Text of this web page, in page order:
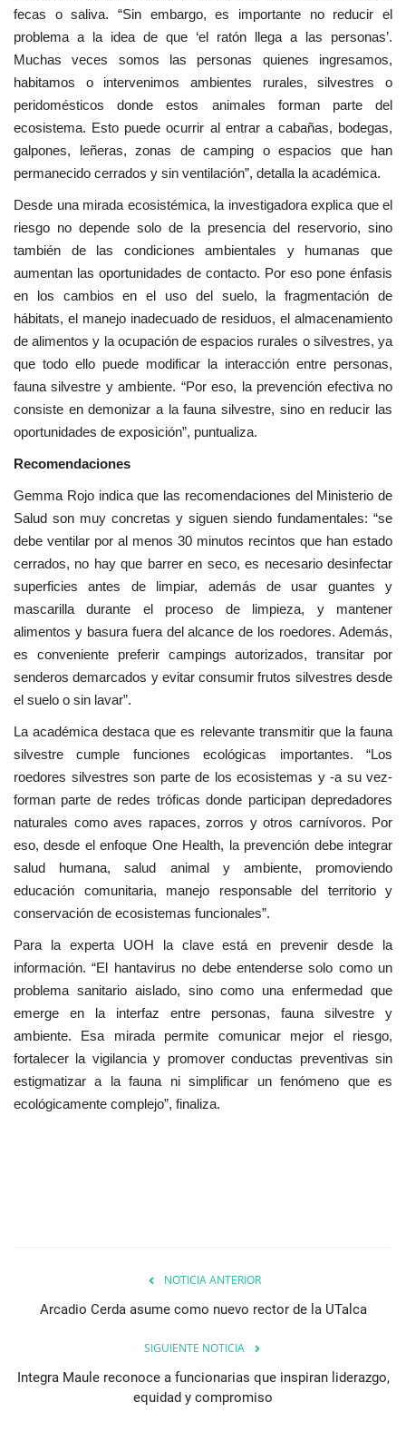
fecas o saliva. “Sin embargo, es importante no reducir el
problema a la idea de que ‘el ratón llega a las personas’.
Muchas veces somos las personas quienes ingresamos,
habitamos o intervenimos ambientes rurales, silvestres o
peridomésticos donde estos animales forman parte del
ecosistema. Esto puede ocurrir al entrar a cabañas, bodegas,
galpones, leñeras, zonas de camping o espacios que han
permanecido cerrados y sin ventilación”, detalla la académica.
Desde una mirada ecosistémica, la investigadora explica que el
riesgo no depende solo de la presencia del reservorio, sino
también de las condiciones ambientales y humanas que
aumentan las oportunidades de contacto. Por eso pone énfasis
en los cambios en el uso del suelo, la fragmentación de
hábitats, el manejo inadecuado de residuos, el almacenamiento
de alimentos y la ocupación de espacios rurales o silvestres, ya
que todo ello puede modificar la interacción entre personas,
fauna silvestre y ambiente. “Por eso, la prevención efectiva no
consiste en demonizar a la fauna silvestre, sino en reducir las
oportunidades de exposición”, puntualiza.
Recomendaciones
Gemma Rojo indica que las recomendaciones del Ministerio de
Salud son muy concretas y siguen siendo fundamentales: “se
debe ventilar por al menos 30 minutos recintos que han estado
cerrados, no hay que barrer en seco, es necesario desinfectar
superficies antes de limpiar, además de usar guantes y
mascarilla durante el proceso de limpieza, y mantener
alimentos y basura fuera del alcance de los roedores. Además,
es conveniente preferir campings autorizados, transitar por
senderos demarcados y evitar consumir frutos silvestres desde
el suelo o sin lavar”.
La académica destaca que es relevante transmitir que la fauna
silvestre cumple funciones ecológicas importantes. “Los
roedores silvestres son parte de los ecosistemas y -a su vez-
forman parte de redes tróficas donde participan depredadores
naturales como aves rapaces, zorros y otros carnívoros. Por
eso, desde el enfoque One Health, la prevención debe integrar
salud humana, salud animal y ambiente, promoviendo
educación comunitaria, manejo responsable del territorio y
conservación de ecosistemas funcionales”.
Para la experta UOH la clave está en prevenir desde la
información. “El hantavirus no debe entenderse solo como un
problema sanitario aislado, sino como una enfermedad que
emerge en la interfaz entre personas, fauna silvestre y
ambiente. Esa mirada permite comunicar mejor el riesgo,
fortalecer la vigilancia y promover conductas preventivas sin
estigmatizar a la fauna ni simplificar un fenómeno que es
ecológicamente complejo”, finaliza.
NOTICIA ANTERIOR
Arcadio Cerda asume como nuevo rector de la UTalca
SIGUIENTE NOTICIA
Integra Maule reconoce a funcionarias que inspiran liderazgo,
equidad y compromiso